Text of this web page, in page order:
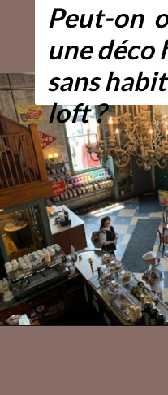
Peut-on
une déco
sans
loft ?